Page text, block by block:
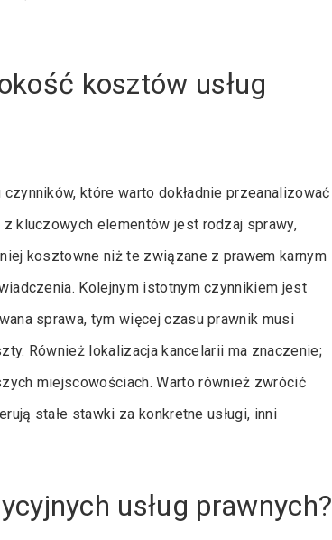
kosztów usług
które warto dokładnie przeanalizować
kluczowych elementów jest rodzaj sprawy,
kosztowne niż te związane z prawem karnym
Kolejnym istotnym czynnikiem jest
sprawa, tym więcej czasu prawnik musi
Również lokalizacja kancelarii ma znaczenie;
miejscowościach. Warto również zwrócić
stałe stawki za konkretne usługi, inni
usług prawnych?